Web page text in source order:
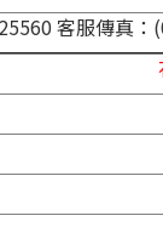
客服傳真：